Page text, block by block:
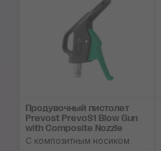
Продувочный пистолет
Prevost PrevoS1 Blow Gun
with Composite Nozzle
С композитным носиком